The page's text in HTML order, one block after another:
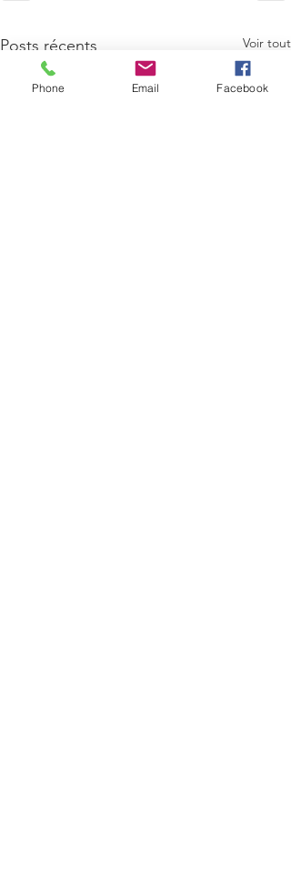
Posts récents Voir tout
Phone Email Facebook